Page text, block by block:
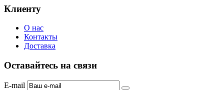
Клиенту
О нас
Контакты
Доставка
Оставайтесь на связи
E-mail